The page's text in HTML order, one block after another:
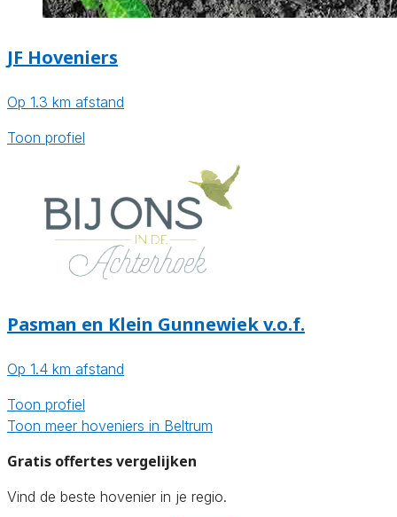
JF Hoveniers
Op 1.3 km afstand
Toon profiel
Pasman en Klein Gunnewiek v.o.f.
Op 1.4 km afstand
Toon profiel
Toon meer hoveniers in Beltrum
Gratis offertes vergelijken
Vind de beste hovenier in je regio.